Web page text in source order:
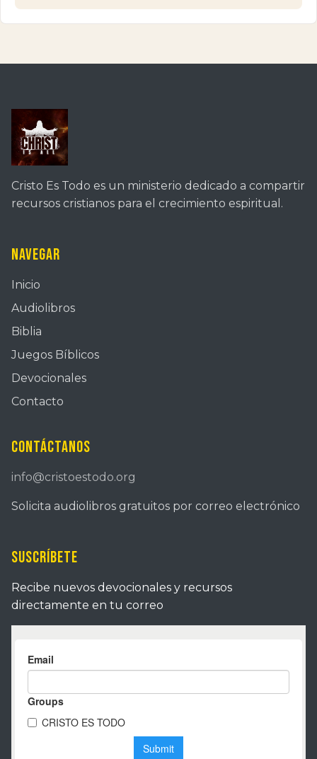
Cristo Es Todo es un ministerio dedicado a compartir
recursos cristianos para el crecimiento espiritual.
Navegar
Inicio
Audiolibros
Biblia
Juegos Bíblicos
Devocionales
Contacto
Contáctanos
info@cristoestodo.org
Solicita audiolibros gratuitos por correo electrónico
Suscríbete
Recibe nuevos devocionales y recursos
directamente en tu correo